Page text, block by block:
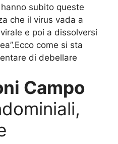
subito queste
che il virus vada a
e poi a dissolversi
come si sta
di debellare
Campo